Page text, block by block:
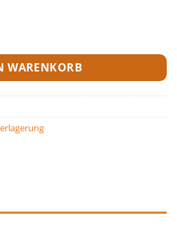
WARENKORB